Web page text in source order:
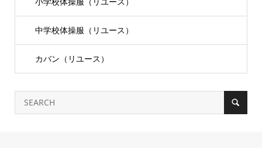
中学校体操服（リユース）
カバン（リユース）